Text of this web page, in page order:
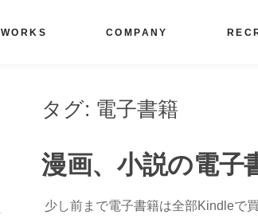
WORKS COMPANY
タグ: 電子書籍
漫画、小説の電
少し前まで電子書籍は全部Kindleで